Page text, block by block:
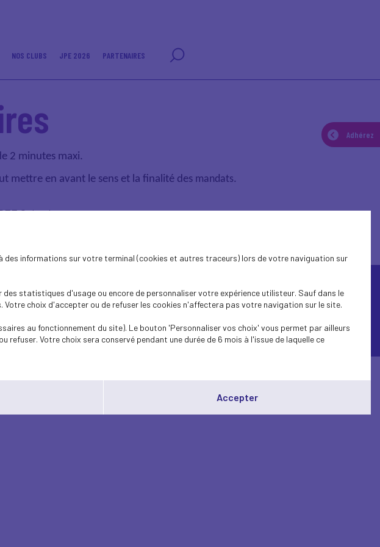
NOS CLUBS JPE 2026 PARTENAIRES
Adhérez
2 minutes maxi.
mettre en avant le sens et la finalité des mandats.
Calvados :
© Medef Calvados 2026 -Mentions légales
des informations sur votre terminal (cookies et autres traceurs) lors de votre naviguation sur
statistiques d'usage ou encore de personnaliser votre expérience utilisteur. Sauf dans le
choix d'accepter ou de refuser les cookies n'affectera pas votre navigation sur le site.
au fonctionnement du site). Le bouton 'Personnaliser vos choix' vous permet par ailleurs
Votre choix sera conservé pendant une durée de 6 mois à l'issue de laquelle ce
Accepter